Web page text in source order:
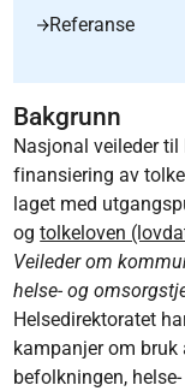
Referanse
Bakgrunn
Nasjonal veileder
finansiering av
laget med
ogtolkeloven
Veileder om
helse- og
Helsedirektoratet
kampanjer om bruk
befolkningen,